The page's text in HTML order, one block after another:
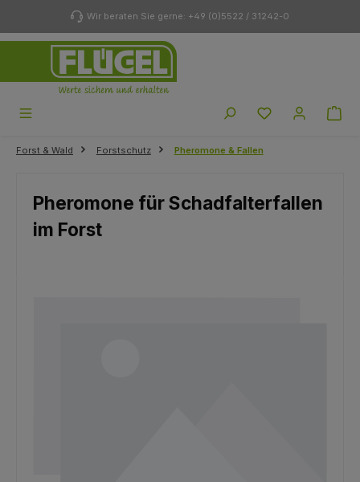
Zum Hauptinhalt springenWir beraten Sie gerne: +49 (0)5522 / 31242-0
Du hast 0
Forst & Wald Forstschutz Pheromone & Fallen
Pheromone für Schadfalterfallen
im Forst